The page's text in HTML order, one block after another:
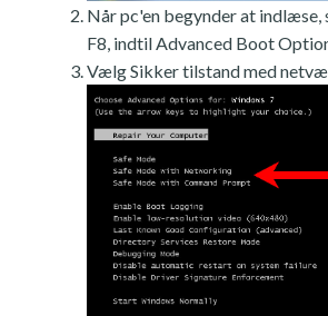
Når pc'en begynder at indlæse,
F8, indtil Advanced Boot
Vælg Sikker tilstand med